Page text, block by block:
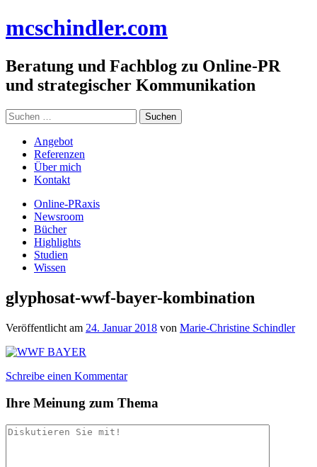
Inhalt
mcschindler.com
Beratung und Fachblog zu Online-PR
und strategischer Kommunikation
Suchen
nach:
Angebot
Referenzen
Über mich
Kontakt
Online-PRaxis
Newsroom
Bücher
Highlights
Studien
Wissen
glyphosat-wwf-bayer-kombination
Veröffentlicht am 24. Januar 2018 von Marie-Christine Schindler
Schreibe einen Kommentar
Ihre Meinung zum Thema